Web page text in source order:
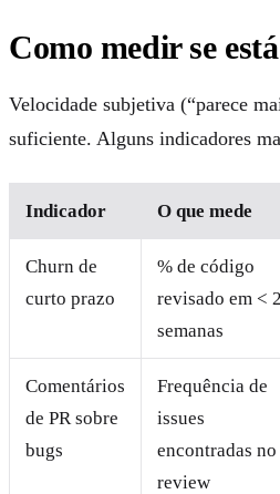
Como medir se
Velocidade subjetiva (“parece
suficiente. Alguns indicadores
Indicador O que mede
Churn de
curto prazo
% de código
revisado em < 2
semanas
Comentários
de PR sobre
bugs
Frequência de
issues
encontradas no
review